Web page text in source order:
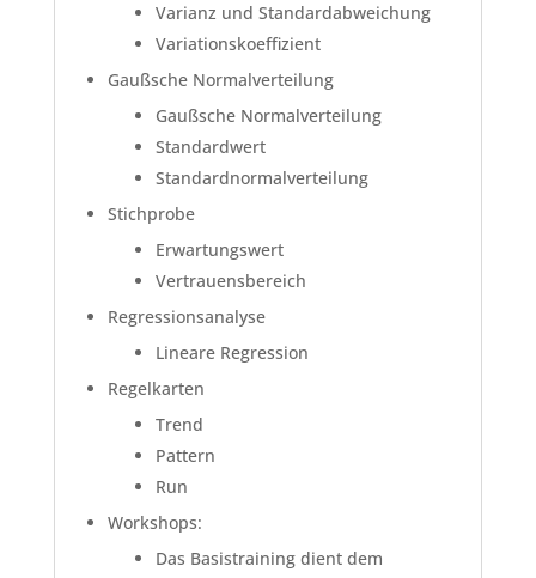
Varianz und Standardabweichung
Variationskoeffizient
Gaußsche Normalverteilung
Gaußsche Normalverteilung
Standardwert
Standardnormalverteilung
Stichprobe
Erwartungswert
Vertrauensbereich
Regressionsanalyse
Lineare Regression
Regelkarten
Trend
Pattern
Run
Workshops:
Das Basistraining dient dem